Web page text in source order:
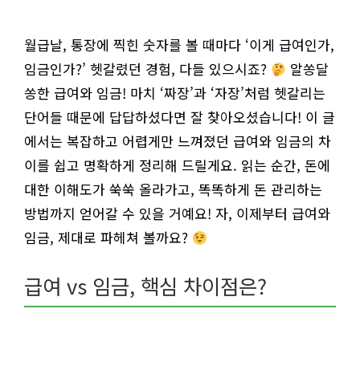
월급날, 통장에 찍힌 숫자를 볼 때마다 ‘이게 급여인가,
임금인가?’ 헷갈렸던 경험, 다들 있으시죠?
알쏭달
쏭한 급여와 임금! 마치 ‘짜장’과 ‘자장’처럼 헷갈리는
단어들 때문에 답답하셨다면 잘 찾아오셨습니다! 이 글
에서는 복잡하고 어렵게만 느껴졌던 급여와 임금의 차
이를 쉽고 명확하게 정리해 드릴게요. 읽는 순간, 돈에
대한 이해도가 쑥쑥 올라가고, 똑똑하게 돈 관리하는
방법까지 얻어갈 수 있을 거예요! 자, 이제부터 급여와
임금, 제대로 파헤쳐 볼까요?
급여 vs 임금, 핵심 차이점은?